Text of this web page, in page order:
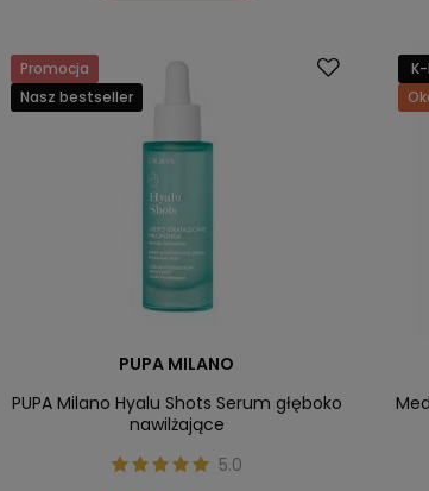
Promocja
Nasz bestseller
PUPA MILANO
PUPA Milano Hyalu Shots Serum głęboko
nawilżające
5.0